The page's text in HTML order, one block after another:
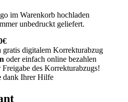
im Warenkorb hochladen
unbedruckt geliefert.
gratis digitalem Korrekturabzug
oder einfach online bezahlen
Freigabe des Korrekturabzugs!
dank Ihrer Hilfe